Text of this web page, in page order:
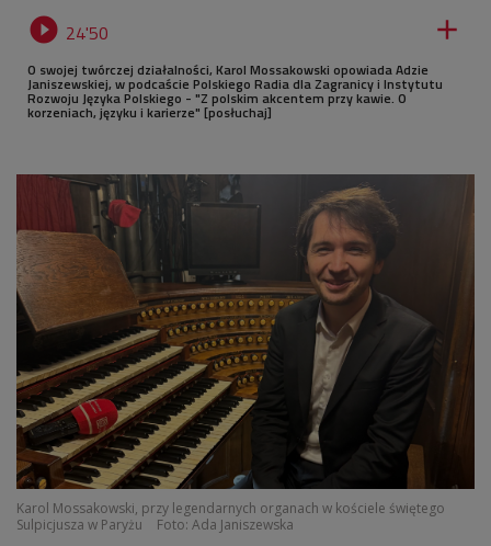
 24'50 
O swojej twórczej działalności, Karol Mossakowski opowiada Adzie
Janiszewskiej, w podcaście Polskiego Radia dla Zagranicy i Instytutu
Rozwoju Języka Polskiego - "Z polskim akcentem przy kawie. O
korzeniach, języku i karierze" [posłuchaj]
Karol Mossakowski, przy legendarnych organach w kościele świętego
Sulpicjusza w Paryżu
Foto: Ada Janiszewska